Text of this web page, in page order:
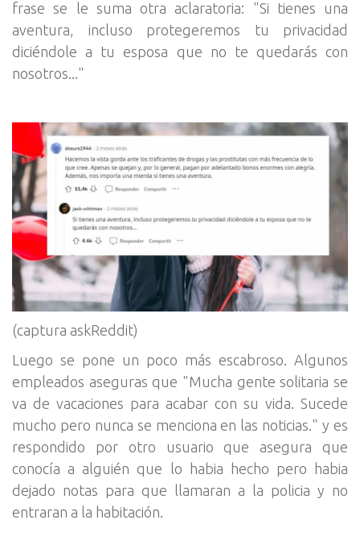
frase se le suma otra aclaratoria: "Si tienes una
aventura, incluso protegeremos tu privacidad
diciéndole a tu esposa que no te quedarás con
nosotros..."
(captura askReddit)
Luego se pone un poco más escabroso. Algunos
empleados aseguras que "Mucha gente solitaria se
va de vacaciones para acabar con su vida. Sucede
mucho pero nunca se menciona en las noticias." y es
respondido por otro usuario que asegura que
conocía a alguién que lo habia hecho pero habia
dejado notas para que llamaran a la policia y no
entraran a la habitación.